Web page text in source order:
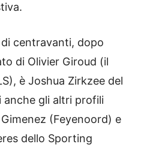
centravanti, dopo
di Olivier Giroud (il
è Joshua Zirkzee del
anche gli altri profili
(Feyenoord) e
dello Sporting